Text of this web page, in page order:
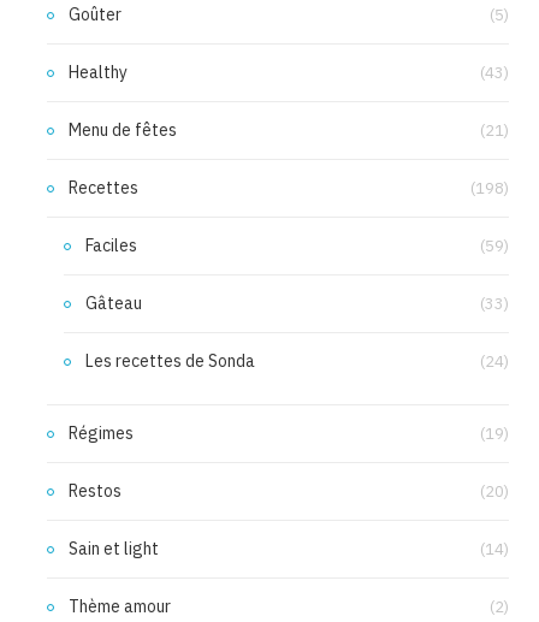
Goûter (5)
Healthy (43)
Menu de fêtes (21)
Recettes (198)
Faciles (59)
Gâteau (33)
Les recettes de Sonda (24)
Régimes (19)
Restos (20)
Sain et light (14)
Thème amour (2)